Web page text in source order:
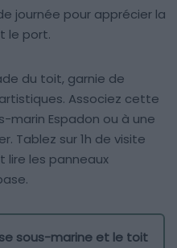
journée pour apprécier la
le port.
du toit, garnie de
Associez cette
marin Espadon ou à une
Tablez sur 1h de visite
lire les panneaux
sous-marine et le toit